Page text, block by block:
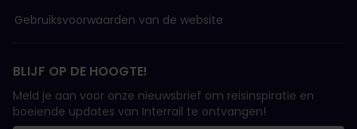
Gebruiksvoorwaarden van de website
BLIJF OP DE HOOGTE!
Meld je aan voor onze nieuwsbrief om reisinspiratie en
boeiende updates van Interrail te ontvangen!